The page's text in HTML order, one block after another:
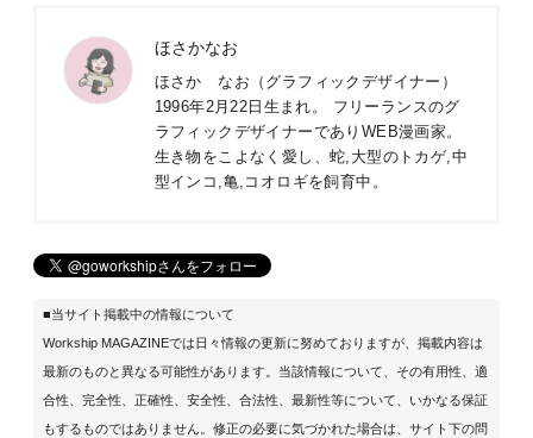
ほさかなお
ほさか なお（グラフィックデザイナー）
1996年2月22日生まれ。 フリーランスのグ
ラフィックデザイナーでありWEB漫画家。
生き物をこよなく愛し、蛇,大型のトカゲ,中
型インコ,亀,コオロギを飼育中。
■当サイト掲載中の情報について
Workship MAGAZINEでは日々情報の更新に努めておりますが、掲載内容は
最新のものと異なる可能性があります。当該情報について、その有用性、適
合性、完全性、正確性、安全性、合法性、最新性等について、いかなる保証
もするものではありません。修正の必要に気づかれた場合は、サイト下の問